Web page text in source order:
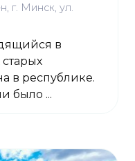
г. Минск, ул.
в
в республике.
было ...